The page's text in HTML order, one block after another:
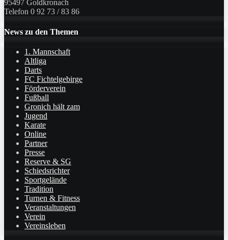
95497 Goldkronach
Telefon 0 92 73 / 83 86
News zu den Themen
1. Mannschaft
Altliga
Darts
FC Fichtelgebirge
Förderverein
Fußball
Gronich hält zam
Jugend
Karate
Online
Partner
Presse
Reserve & SG
Schiedsrichter
Sportgelände
Tradition
Turnen & Fitness
Veranstaltungen
Verein
Vereinsleben